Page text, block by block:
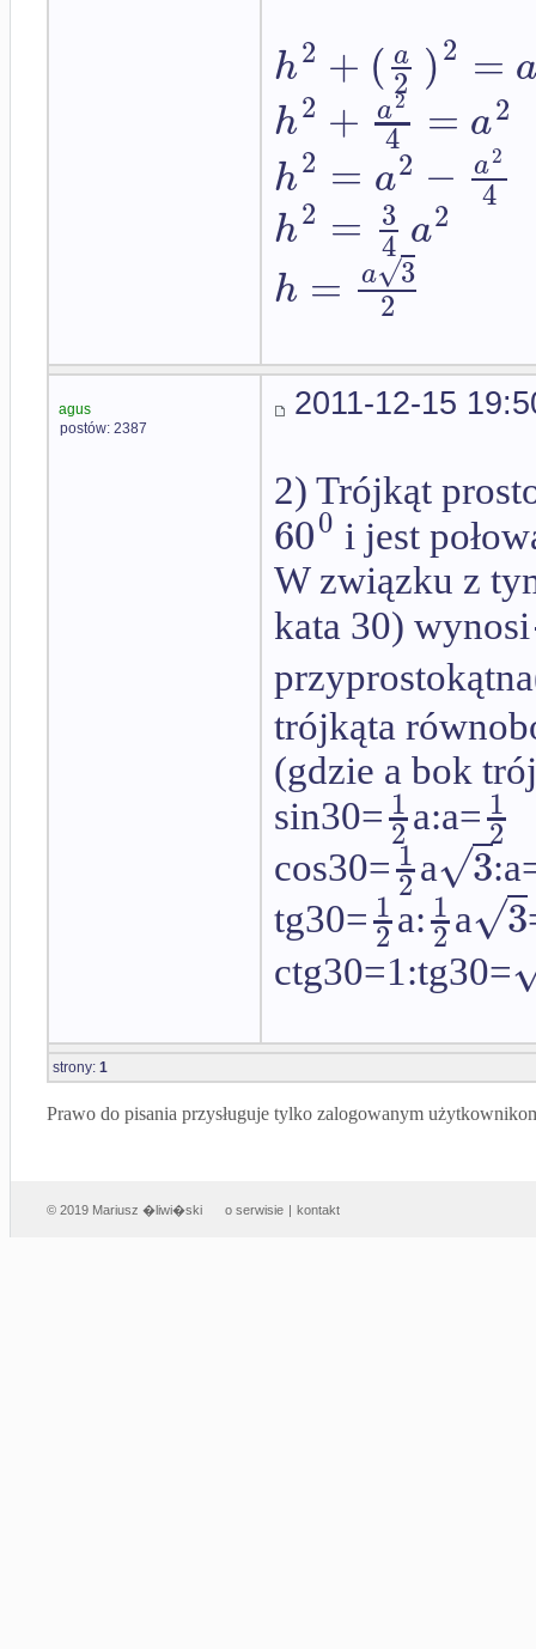
h2 + ( a
2 )2 =
h2 + a2
4 = a2
h2 = a2 − a2
4
h2 = 3
4 a2
h = a 3
√
2
agus
postów: 2387
2011-12-15
2) Trójkąt
600 i jest
W związku z
kata 30) wynosi
trójkąta
(gdzie a bok
sin30= 1
2a:a= 1
2
cos30= 1
2a 3
√
tg30= 1
2a: 1
2a 3
√
ctg30=1:tg30=
strony: 1
Prawo do pisania przysługuje tylko zalogowanym
© 2019 Mariusz �liwi�ski o serwisie | kontakt